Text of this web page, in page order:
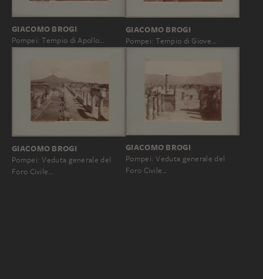
GIACOMO BROGI
Pompei: Tempio di Apollo…
GIACOMO BROGI
Pompei: Tempio di Giove…
GIACOMO BROGI
Pompei: Veduta generale del
Foro Civile…
GIACOMO BROGI
Pompei: Veduta generale del
Foro Civile…